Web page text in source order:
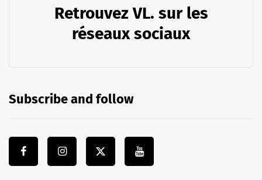
Retrouvez VL. sur les
réseaux sociaux
Subscribe and follow